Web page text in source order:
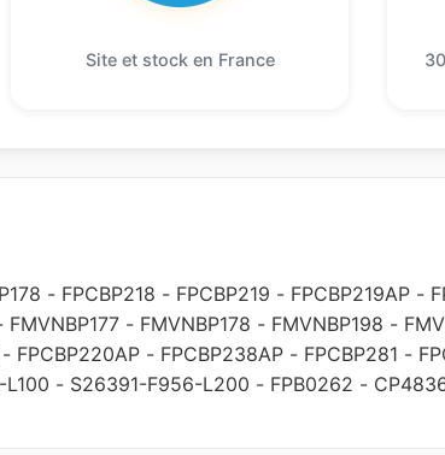
Site et stock en France
- FPCBP218 - FPCBP219 - FPCBP219AP -
FMVNBP177 - FMVNBP178 - FMVNBP198 -
- FPCBP220AP - FPCBP238AP - FPCBP281 -
- S26391-F956-L200 - FPB0262 -